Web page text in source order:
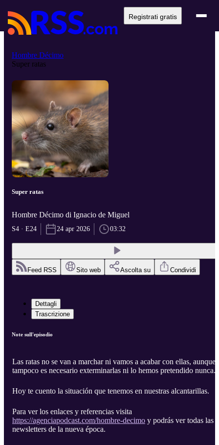
Registrati gratis
Hombre Décimo
Super ratas
Super ratas
Hombre Décimo di Ignacio de Miguel
S4 · E24 24 apr 2026 03:32
Feed RSS Sito web Ascolta su Condividi
Dettagli
Trascrizione
Note sull'episodio
Las ratas no se van a marchar ni vamos a acabar con ellas, aunque
tampoco es necesario exterminarlas ni lo hemos pretendido nunca.
Hoy te cuento la situación que tenemos en nuestras alcantarillas.
Para ver los enlaces y referencias visita
https://agenciapodcast.com/hombre-decimo y podrás ver todas las
newsletters de la nueva época.